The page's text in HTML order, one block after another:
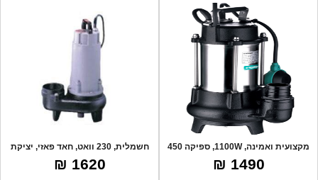
מקצועית ואמינה, 1100W, ספיקה 450
ליטר
1490 ₪
חשמלית, 230 וואט, חאד פאזי, יציקת
ברזל.
1620 ₪